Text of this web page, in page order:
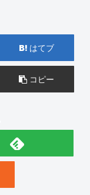
はてブ
コピー